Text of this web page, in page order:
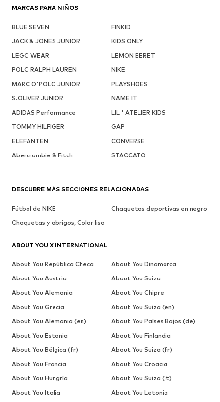
MARCAS PARA NIÑOS
BLUE SEVEN
FINKID
JACK & JONES JUNIOR
KIDS ONLY
LEGO WEAR
LEMON BERET
POLO RALPH LAUREN
NIKE
MARC O'POLO JUNIOR
PLAYSHOES
S.OLIVER JUNIOR
NAME IT
ADIDAS Performance
LIL ' ATELIER KIDS
TOMMY HILFIGER
GAP
ELEFANTEN
CONVERSE
Abercrombie & Fitch
STACCATO
DESCUBRE MÁS SECCIONES RELACIONADAS
Fútbol de NIKE
Chaquetas deportivas en negro
Chaquetas y abrigos, Color liso
ABOUT YOU X INTERNATIONAL
About You República Checa
About You Dinamarca
About You Austria
About You Suiza
About You Alemania
About You Chipre
About You Grecia
About You Suiza (en)
About You Alemania (en)
About You Países Bajos (de)
About You Estonia
About You Finlandia
About You Bélgica (fr)
About You Suiza (fr)
About You Francia
About You Croacia
About You Hungría
About You Suiza (it)
About You Italia
About You Letonia